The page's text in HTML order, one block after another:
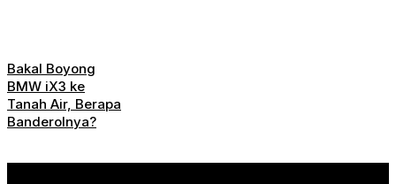
Bakal Boyong
BMW iX3 ke
Tanah Air, Berapa
Banderolnya?